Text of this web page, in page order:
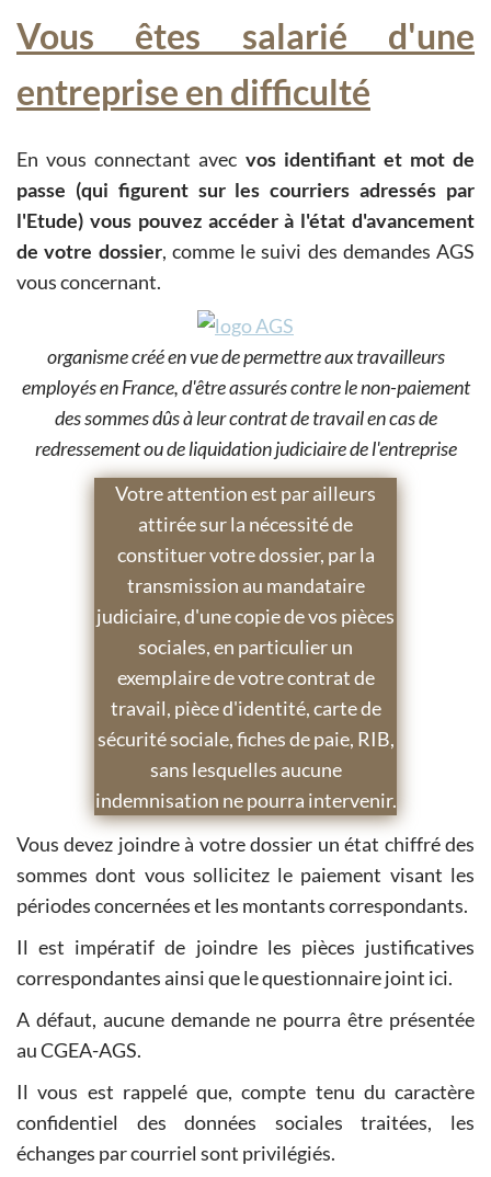
Vous êtes salarié d'une
entreprise en difficulté
En vous connectant avec vos identifiant et mot de
passe (qui figurent sur les courriers adressés par
l'Etude) vous pouvez accéder à l'état d'avancement
de votre dossier, comme le suivi des demandes AGS
vous concernant.
organisme créé en vue de permettre aux travailleurs
employés en France, d'être assurés contre le non-paiement
des sommes dûs à leur contrat de travail en cas de
redressement ou de liquidation judiciaire de l'entreprise
Votre attention est par ailleurs
attirée sur la nécessité de
constituer votre dossier, par la
transmission au mandataire
judiciaire, d'une copie de vos pièces
sociales, en particulier un
exemplaire de votre contrat de
travail, pièce d'identité, carte de
sécurité sociale, fiches de paie, RIB,
sans lesquelles aucune
indemnisation ne pourra intervenir.
Vous devez joindre à votre dossier un état chiffré des
sommes dont vous sollicitez le paiement visant les
périodes concernées et les montants correspondants.
Il est impératif de joindre les pièces justificatives
correspondantes ainsi que le questionnaire joint ici.
A défaut, aucune demande ne pourra être présentée
au CGEA-AGS.
Il vous est rappelé que, compte tenu du caractère
confidentiel des données sociales traitées, les
échanges par courriel sont privilégiés.